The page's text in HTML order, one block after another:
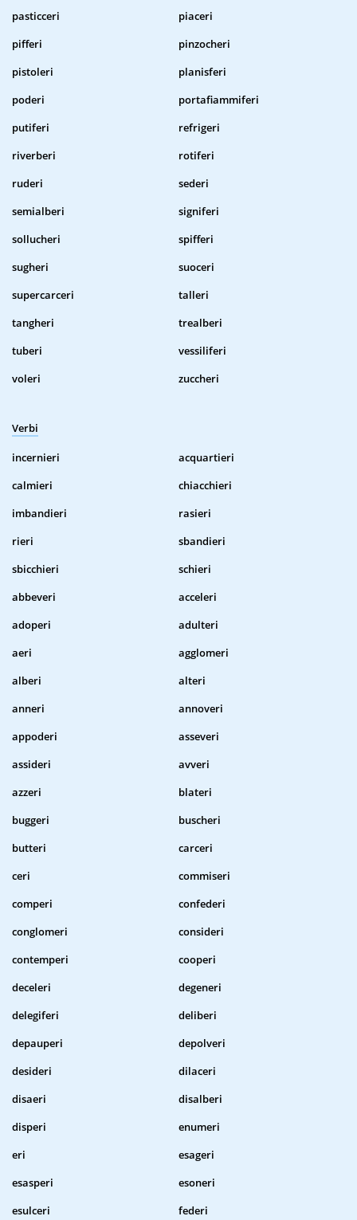
pasticceri
piaceri
pifferi
pinzocheri
pistoleri
planisferi
poderi
portafiammiferi
putiferi
refrigeri
riverberi
rotiferi
ruderi
sederi
semialberi
signiferi
sollucheri
spifferi
sugheri
suoceri
supercarceri
talleri
tangheri
trealberi
tuberi
vessiliferi
voleri
zuccheri
Verbi
incernieri
acquartieri
calmieri
chiacchieri
imbandieri
rasieri
rieri
sbandieri
sbicchieri
schieri
abbeveri
acceleri
adoperi
adulteri
aeri
agglomeri
alberi
alteri
anneri
annoveri
appoderi
asseveri
assideri
avveri
azzeri
blateri
buggeri
buscheri
butteri
carceri
ceri
commiseri
comperi
confederi
conglomeri
consideri
contemperi
cooperi
deceleri
degeneri
delegiferi
deliberi
depauperi
depolveri
desideri
dilaceri
disaeri
disalberi
disperi
enumeri
eri
esageri
esasperi
esoneri
esulceri
federi